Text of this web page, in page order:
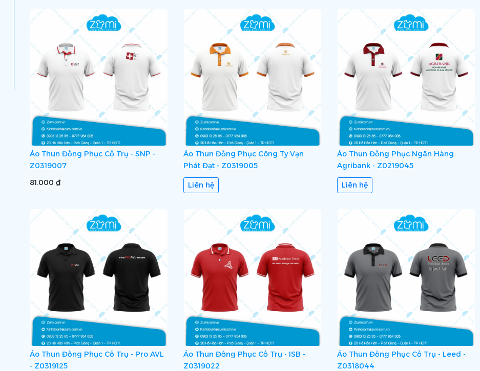
Áo Thun Đồng Phục Cổ Trụ - SNP -
Z0319007
81.000 ₫
Áo Thun Đồng Phục Công Ty Vạn
Phát Đạt - Z0319005
Liên hệ
Áo Thun Đồng Phục Ngân Hàng
Agribank - Z0219045
Liên hệ
Áo Thun Đồng Phục Cổ Trụ - Pro AVL
- Z0319125
Áo Thun Đồng Phục Cổ Trụ - ISB -
Z0319022
Áo Thun Đồng Phục Cổ Trụ - Leed -
Z0318044